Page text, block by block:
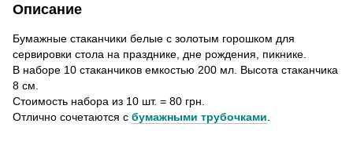
Описание
Бумажные стаканчики белые с золотым горошком для
сервировки стола на празднике, дне рождения, пикнике.
В наборе 10 стаканчиков емкостью 200 мл. Высота стаканчика
8 см.
Стоимость набора из 10 шт. = 80 грн.
Отлично сочетаются с бумажными трубочками